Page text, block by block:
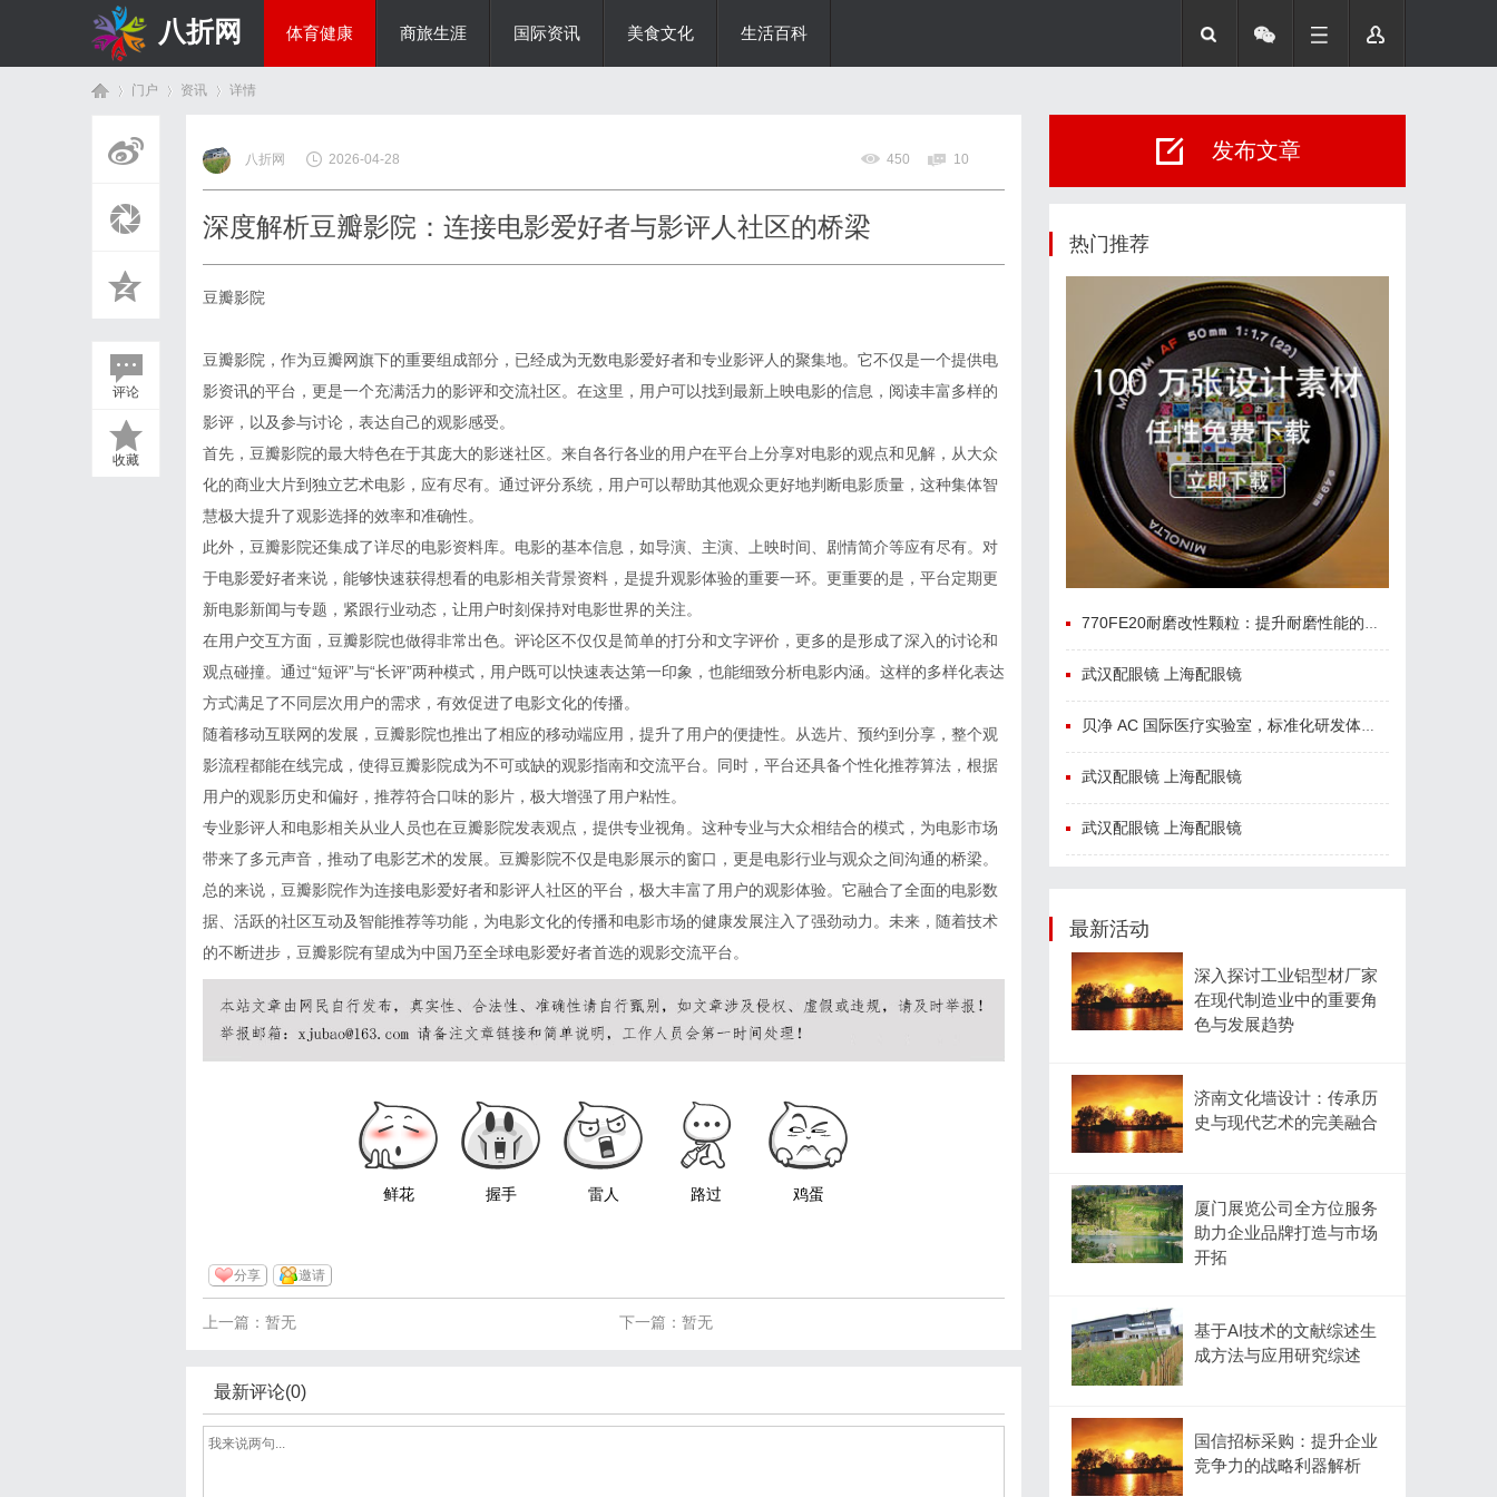
八折网 体育健康 商旅生涯 国际资讯 美食文化 生活百科
门户 资讯
›
详情
评论
收藏
八折网 2026-04-28 450 10
深度解析豆瓣影院：连接电影爱好者与影评人社区的桥梁
豆瓣影院
豆瓣影院，作为豆瓣网旗下的重要组成部分，已经成为无数电影爱好者和专业影评人的聚集地。它不仅是一个提供电
影资讯的平台，更是一个充满活力的影评和交流社区。在这里，用户可以找到最新上映电影的信息，阅读丰富多样的
影评，以及参与讨论，表达自己的观影感受。
首先，豆瓣影院的最大特色在于其庞大的影迷社区。来自各行各业的用户在平台上分享对电影的观点和见解，从大众
化的商业大片到独立艺术电影，应有尽有。通过评分系统，用户可以帮助其他观众更好地判断电影质量，这种集体智
慧极大提升了观影选择的效率和准确性。
此外，豆瓣影院还集成了详尽的电影资料库。电影的基本信息，如导演、主演、上映时间、剧情简介等应有尽有。对
于电影爱好者来说，能够快速获得想看的电影相关背景资料，是提升观影体验的重要一环。更重要的是，平台定期更
新电影新闻与专题，紧跟行业动态，让用户时刻保持对电影世界的关注。
在用户交互方面，豆瓣影院也做得非常出色。评论区不仅仅是简单的打分和文字评价，更多的是形成了深入的讨论和
观点碰撞。通过“短评”与“长评”两种模式，用户既可以快速表达第一印象，也能细致分析电影内涵。这样的多样化表达
方式满足了不同层次用户的需求，有效促进了电影文化的传播。
随着移动互联网的发展，豆瓣影院也推出了相应的移动端应用，提升了用户的便捷性。从选片、预约到分享，整个观
影流程都能在线完成，使得豆瓣影院成为不可或缺的观影指南和交流平台。同时，平台还具备个性化推荐算法，根据
用户的观影历史和偏好，推荐符合口味的影片，极大增强了用户粘性。
专业影评人和电影相关从业人员也在豆瓣影院发表观点，提供专业视角。这种专业与大众相结合的模式，为电影市场
带来了多元声音，推动了电影艺术的发展。豆瓣影院不仅是电影展示的窗口，更是电影行业与观众之间沟通的桥梁。
总的来说，豆瓣影院作为连接电影爱好者和影评人社区的平台，极大丰富了用户的观影体验。它融合了全面的电影数
据、活跃的社区互动及智能推荐等功能，为电影文化的传播和电影市场的健康发展注入了强劲动力。未来，随着技术
的不断进步，豆瓣影院有望成为中国乃至全球电影爱好者首选的观影交流平台。
鲜花 握手 雷人 路过 鸡蛋
分享 邀请
下一篇：暂无
上一篇：暂无
最新评论(0)
发布文章
热门推荐
770FE20耐磨改性颗粒：提升耐磨性能的革命性材料
武汉配眼镜 上海配眼镜
贝净 AC 国际医疗实验室，标准化研发体系全解析
武汉配眼镜 上海配眼镜
武汉配眼镜 上海配眼镜
最新活动
深入探讨工业铝型材厂家
在现代制造业中的重要角
色与发展趋势
济南文化墙设计：传承历
史与现代艺术的完美融合
厦门展览公司全方位服务
助力企业品牌打造与市场
开拓
基于AI技术的文献综述生
成方法与应用研究综述
国信招标采购：提升企业
竞争力的战略利器解析